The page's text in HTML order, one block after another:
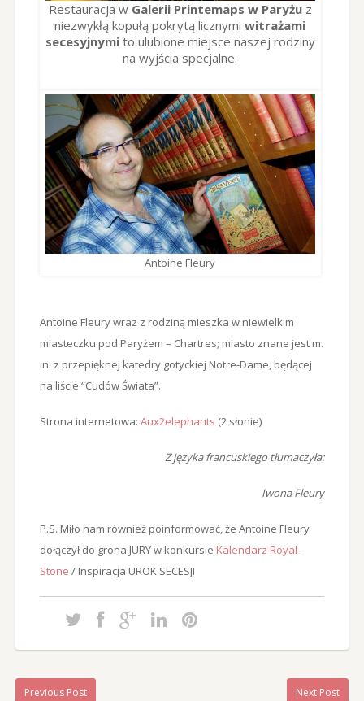
Restauracja w Galerii Printemaps w Paryżuz
niezwykłą kopułą pokrytą licznymiwitrażami
secesyjnymito ulubione miejsce naszej rodziny
na wyjścia specjalne.
Antoine Fleury
Antoine Fleury wraz z rodziną mieszka w niewielkim
miasteczku pod Paryżem – Chartres; miasto znane jest m.
in. z przepięknej katedry gotyckiej Notre-Dame, będącej
na liście “Cudów Świata”.
Strona internetowa: Aux2elephants (2 słonie)
Z języka francuskiego tłumaczyła:
Iwona Fleury
P.S. Miło nam również poinformować, że Antoine Fleury
dołączył do grona JURY w konkursie Kalendarz Royal-
Stone / Inspiracja UROK SECESJI
Previous Post Next Post